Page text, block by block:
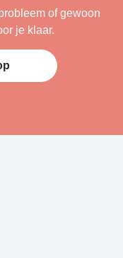
of gewoon
je klaar.